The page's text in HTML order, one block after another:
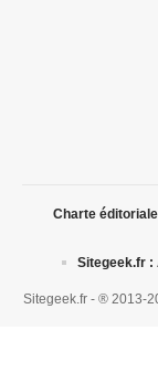
Sitegeek.fr - ® 2013-
Charte éditoriale
Sitegeek.fr :